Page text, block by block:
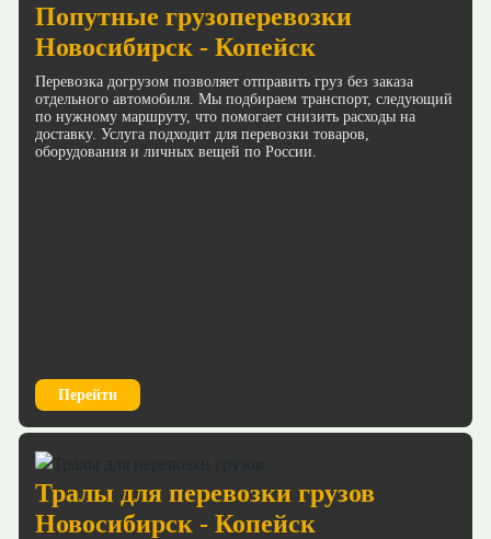
Попутные грузоперевозки
Новосибирск - Копейск
Перевозка догрузом позволяет отправить груз без заказа
отдельного автомобиля. Мы подбираем транспорт, следующий
по нужному маршруту, что помогает снизить расходы на
доставку. Услуга подходит для перевозки товаров,
оборудования и личных вещей по России.
Перейти
Тралы для перевозки грузов
Новосибирск - Копейск